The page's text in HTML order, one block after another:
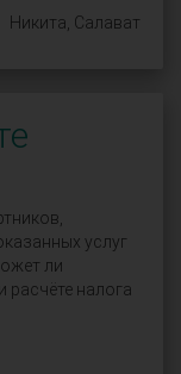
Никита, Салават
услуг
ли
расчёте налога